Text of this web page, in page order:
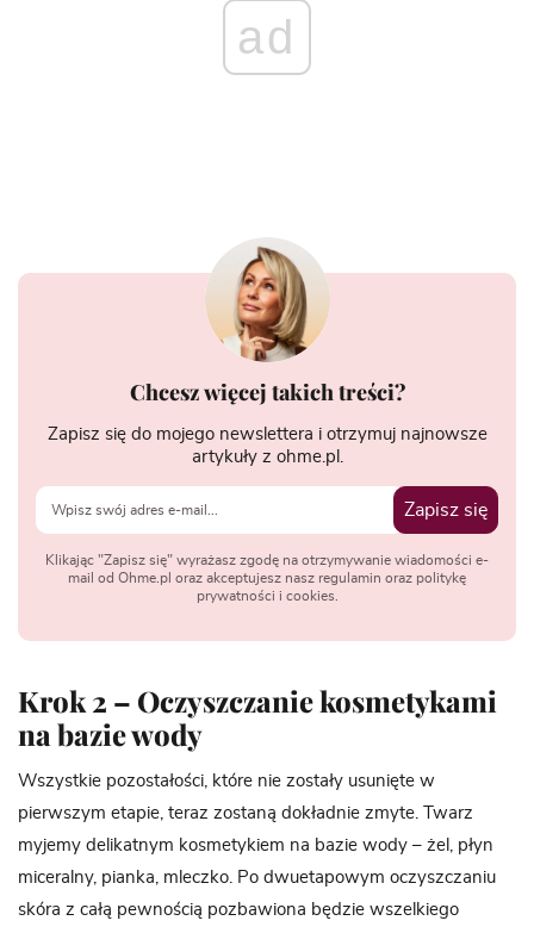
ad
Chcesz więcej takich treści?
Zapisz się do mojego newslettera i otrzymuj najnowsze
artykuły z ohme.pl.
Zapisz się
Klikając "Zapisz się" wyrażasz zgodę na otrzymywanie wiadomości e-
mail od Ohme.pl oraz akceptujesz nasz regulamin oraz politykę
prywatności i cookies.
Krok 2 – Oczyszczanie kosmetykami
na bazie wody
Wszystkie pozostałości, które nie zostały usunięte w
pierwszym etapie, teraz zostaną dokładnie zmyte. Twarz
myjemy delikatnym kosmetykiem na bazie wody – żel, płyn
miceralny, pianka, mleczko. Po dwuetapowym oczyszczaniu
skóra z całą pewnością pozbawiona będzie wszelkiego